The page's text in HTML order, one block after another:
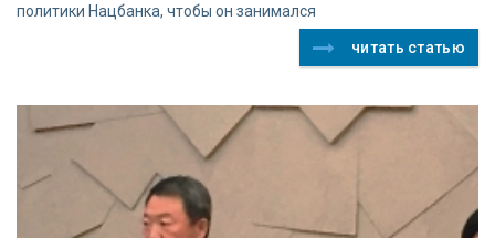
политики Нацбанка, чтобы он занимался
читать статью